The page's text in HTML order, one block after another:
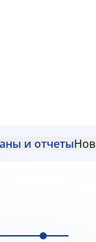
и отчеты